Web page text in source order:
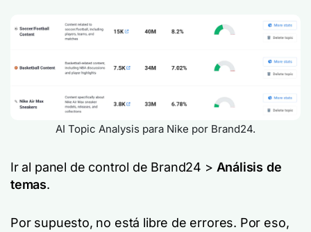
AI Topic Analysis para Nike por Brand24.
Ir al panel de control de Brand24 > Análisis de
temas.
Por supuesto, no está libre de errores. Por eso,